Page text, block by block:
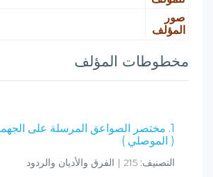
صور
المؤلف
مخطوطات المؤلف
1. مختصر الصواعق المرسلة على
( الموصلي )
التصنيف: